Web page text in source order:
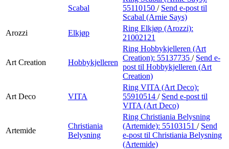
Scabal
55110150 / Send e-post til
Scabal (Arnie Says)
Arozzi
Elkjøp
Ring Elkjøp (Arozzi):
21002121
Art Creation Hobbykjelleren
Ring Hobbykjelleren (Art
Creation): 55137735 / Send e-
post til Hobbykjelleren (Art
Creation)
Art Deco VITA
Ring VITA (Art Deco):
55910514 / Send e-post til
VITA (Art Deco)
Artemide
Christiania
Belysning
Ring Christiania Belysning
(Artemide): 55103151 / Send
e-post til Christiania Belysning
(Artemide)